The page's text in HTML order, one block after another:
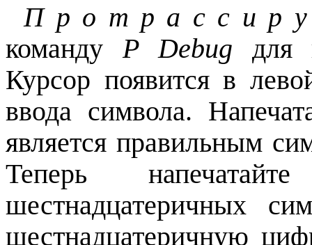
П р о т р а с с и р
команду РDebug для
Курсор появится в
ввода символа.
является правильным
Теперь
шестнадцатеричных
шестнадцатеричную